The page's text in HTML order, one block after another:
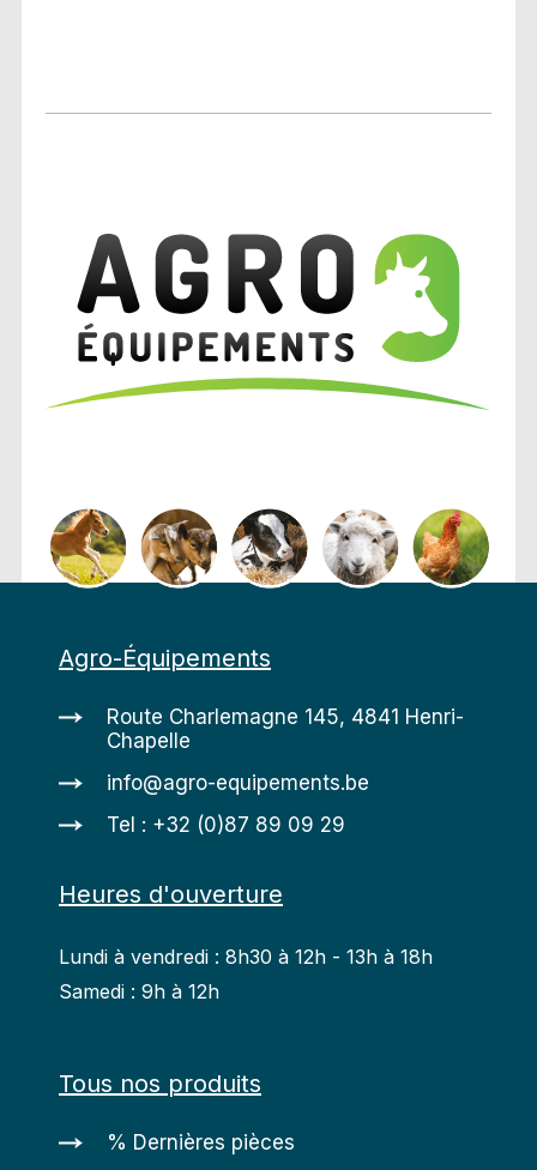
Agro-Équipements
Route Charlemagne 145, 4841 Henri-
Chapelle
info@agro-equipements.be
Tel : +32 (0)87 89 09 29
Heures d'ouverture
Lundi à vendredi : 8h30 à 12h - 13h à 18h
Samedi : 9h à 12h
Tous nos produits
% Dernières pièces